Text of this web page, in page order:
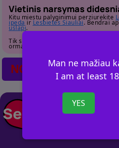
Man ne mažiau
I am at least
YES
Vietinis narsymas
Kitu miestu palyginimui perziurekite
ipeda ir Lesbietes Siauliai. Bendrai
uslapi.
Tik suaugusiems. Pries
ormacija.
NO POSTS FOUND